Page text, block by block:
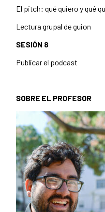
El pitch: qué quiero y qué
Lectura grupal de guion
SESIÓN 8
Publicar el podcast
SOBRE EL PROFESOR